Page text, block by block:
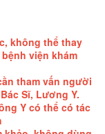
không thể thay
viện khám
tham vấn người
Sĩ, Lương Y.
Y có thể có tác